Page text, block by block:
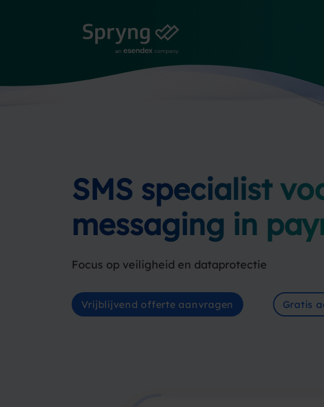
SMS specialist
messaging in
Focus op veiligheid en dataprotectie
Vrijblijvend offerte aanvragen Gratis